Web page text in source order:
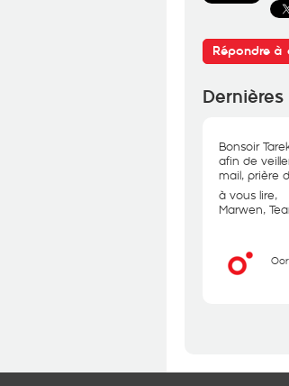
Répondre à
Bonsoir
afin de
mail, prière
à vous lire,
Marwen,